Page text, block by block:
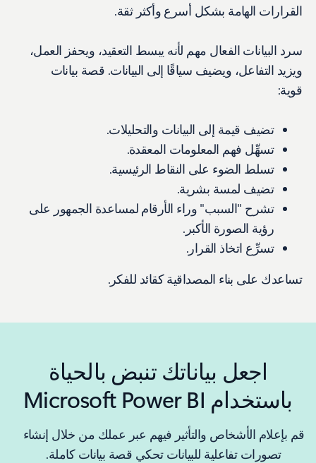
القرارات الهامة بشكل أسرع وأكثر ثقة.
سرد البيانات الفعال مهم لأنه يبسط التعقيد، ويحفز العمل،
ويزيد التفاعل، ويضيف سياقًا إلى البيانات. قصة بيانات
قوية:
تضيف قيمة إلى البيانات والتحليلات.
تسهِّل فهم المعلومات المعقدة.
تسلط الضوء على النقاط الرئيسية.
تضيف لمسة بشرية.
تشرح "السبب" وراء الأرقام لمساعدة الجمهور على
رؤية الصورة الأكبر.
تسرِّع اتخاذ القرار.
تساعدك على بناء المصداقية كقائد للفكر.
اجعل بياناتك تنبض بالحياة
باستخدام Microsoft Power BI
قم بإعلام الأشخاص والتأثير فيهم عبر عملك من خلال إنشاء
تصورات تفاعلية للبيانات تحكي قصة بيانات كاملة.